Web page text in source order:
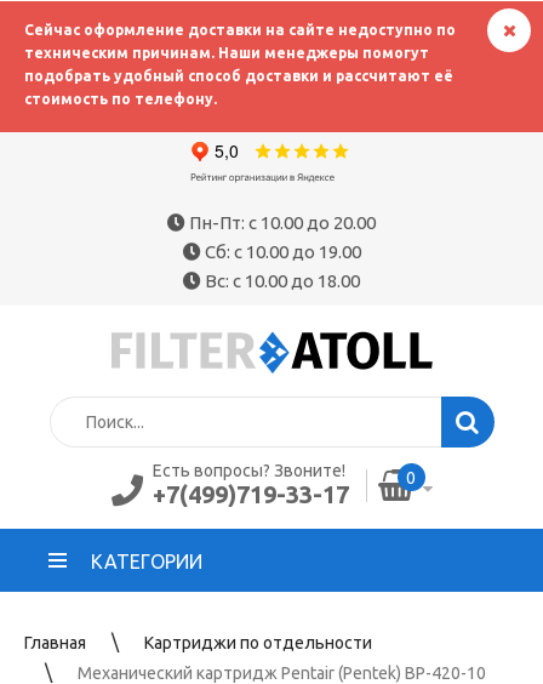
Сейчас оформление доставки на сайте недоступно по
техническим причинам. Наши менеджеры помогут
подобрать удобный способ доставки и рассчитают её
стоимость по телефону.
Пн-Пт: с 10.00 до 20.00
Сб: с 10.00 до 19.00
Вс: с 10.00 до 18.00
Есть вопросы? Звоните!
+7(499)719-33-17
0
КАТЕГОРИИ
Главная
Картриджи по отдельности
Механический картридж Pentair (Pentek) BP-420-10